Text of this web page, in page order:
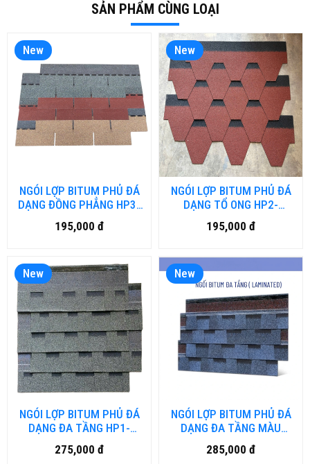
SẢN PHẨM CÙNG LOẠI
New
NGÓI LỢP BITUM PHỦ ĐÁ
DẠNG ĐỒNG PHẲNG HP3-
BTUM.BD-DN
195,000 đ
New
NGÓI LỢP BITUM PHỦ ĐÁ
DẠNG TỔ ONG HP2-
BTUM.BD-DN
195,000 đ
New
NGÓI LỢP BITUM PHỦ ĐÁ
DẠNG ĐA TẦNG HP1-
BTUM.BD-DN
275,000 đ
New
NGÓI LỢP BITUM PHỦ ĐÁ
DẠNG ĐA TẦNG MÀU
XANH DƯƠNG EW2-
BTUM.HD.DN
285,000 đ